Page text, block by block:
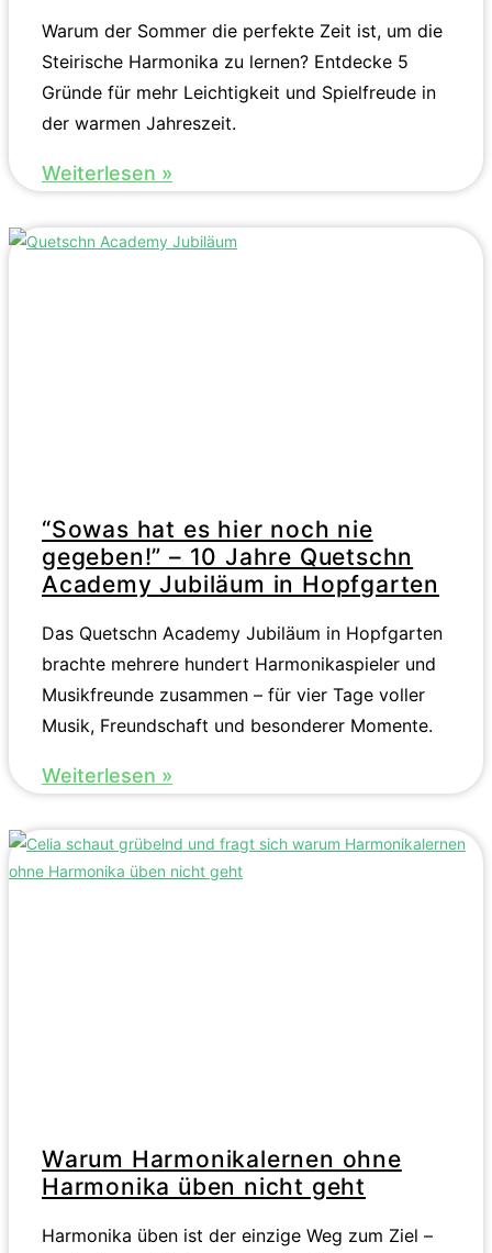
Warum der Sommer die perfekte Zeit ist, um die
Steirische Harmonika zu lernen? Entdecke 5
Gründe für mehr Leichtigkeit und Spielfreude in
der warmen Jahreszeit.
Weiterlesen »
“Sowas hat es hier noch nie
gegeben!” – 10 Jahre Quetschn
Academy Jubiläum in Hopfgarten
Das Quetschn Academy Jubiläum in Hopfgarten
brachte mehrere hundert Harmonikaspieler und
Musikfreunde zusammen – für vier Tage voller
Musik, Freundschaft und besonderer Momente.
Weiterlesen »
Warum Harmonikalernen ohne
Harmonika üben nicht geht
Harmonika üben ist der einzige Weg zum Ziel –